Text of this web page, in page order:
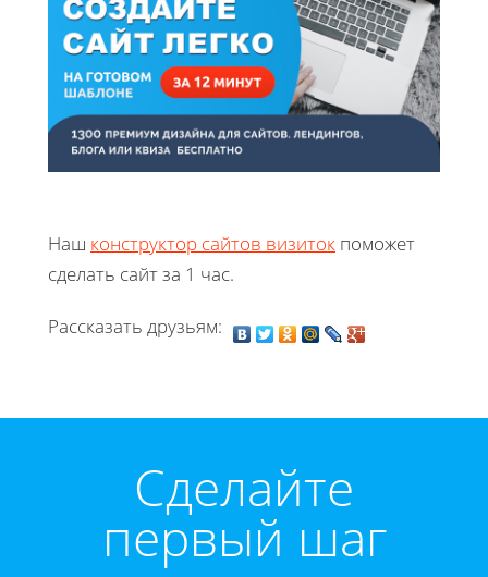
Наш конструктор сайтов визиток поможет
сделать сайт за 1 час.
Рассказать друзьям:
Cделайте
первый шаг